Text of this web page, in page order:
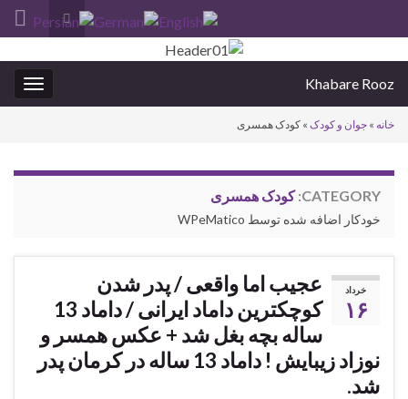
Toggle
search
form
Khabare Rooz
خانه » جوان و کودک » کودک همسری
CATEGORY: کودک همسری
خودکار اضافه شده توسط WPeMatico
خرداد
۱۶
عجیب اما واقعی / پدر شدن
کوچکترین داماد ایرانی / داماد 13
ساله بچه بغل شد + عکس همسر و
نوزاد زیبایش ! داماد 13 ساله در کرمان پدر
شد.